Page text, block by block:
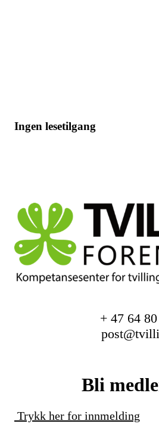
Ingen lesetilgang
+ 47 64 80
Bli
Trykk her for innmelding